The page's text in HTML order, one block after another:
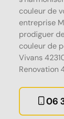
couleur de
entreprise
prodiguer
couleur de
Vivans
Renovation
06